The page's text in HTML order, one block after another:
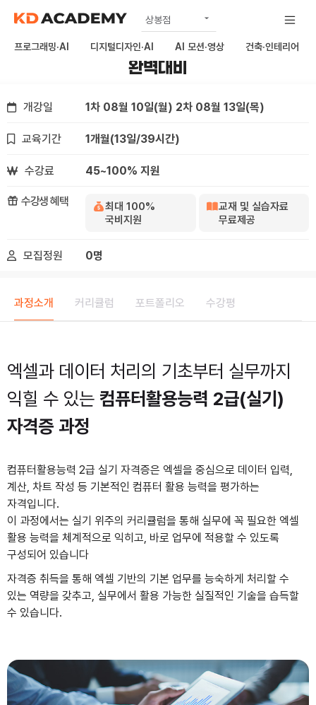
상봉점
공식
노원점
하남미사점
김포점
의정부점
프로그래밍·AI 디지털디자인·AI AI 모션·영상 건축·인테리어
자격증·OA
[4주완성] 컴퓨터활용능력 2급(엑셀) 실기
완벽대비
개강일 1차 08월 10일(월) 2차 08월 13일(목)
교육기간 1개월(13일/39시간)
수강료
45~100% 지원
수강생 혜택
최대 100%
국비지원
교재 및 실습자료
무료제공
모집정원 0명
과정소개 커리큘럼 포트폴리오 수강평
엑셀과 데이터 처리의 기초부터 실무까지
익힐 수 있는 컴퓨터활용능력 2급(실기)
자격증 과정
컴퓨터활용능력 2급 실기 자격증은 엑셀을 중심으로 데이터 입력,
계산, 차트 작성 등 기본적인 컴퓨터 활용 능력을 평가하는
자격입니다.
이 과정에서는 실기 위주의 커리큘럼을 통해 실무에 꼭 필요한 엑셀
활용 능력을 체계적으로 익히고, 바로 업무에 적용할 수 있도록
구성되어 있습니다
자격증 취득을 통해 엑셀 기반의 기본 업무를 능숙하게 처리할 수
있는 역량을 갖추고, 실무에서 활용 가능한 실질적인 기술을 습득할
수 있습니다.